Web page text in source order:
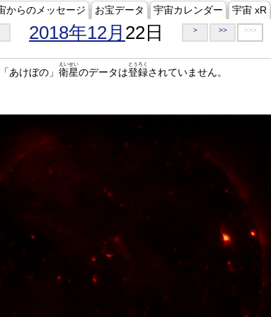
からのメッセージ お宝データ 宇宙カレンダー 宇宙 xR
2018年12月 22日 > >> >>>
あけぼの」 衛星
えいせい
のデータは登録
とうろく
されていません。